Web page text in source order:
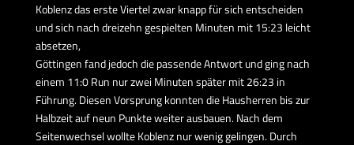
Koblenz das erste Viertel zwar knapp für sich entscheiden
und sich nach dreizehn gespielten Minuten mit 15:23 leicht
absetzen,
Göttingen fand jedoch die passende Antwort und ging nach
einem 11:0 Run nur zwei Minuten später mit 26:23 in
Führung. Diesen Vorsprung konnten die Hausherren bis zur
Halbzeit auf neun Punkte weiter ausbauen. Nach dem
Seitenwechsel wollte Koblenz nur wenig gelingen. Durch